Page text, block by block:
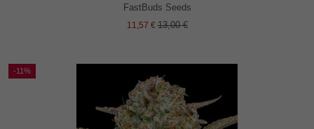
FastBuds Seeds
11,57 €13,00 €
-11%